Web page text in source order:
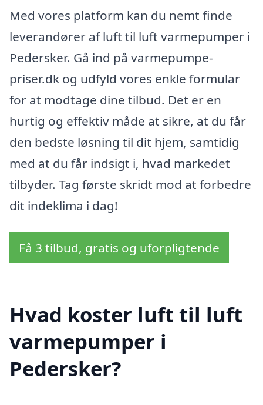
Med vores platform kan du nemt finde
leverandører af luft til luft varmepumper i
Pedersker. Gå ind på varmepumpe-
priser.dk og udfyld vores enkle formular
for at modtage dine tilbud. Det er en
hurtig og effektiv måde at sikre, at du får
den bedste løsning til dit hjem, samtidig
med at du får indsigt i, hvad markedet
tilbyder. Tag første skridt mod at forbedre
dit indeklima i dag!
Få 3 tilbud, gratis og uforpligtende
Hvad koster luft til luft
varmepumper i
Pedersker?